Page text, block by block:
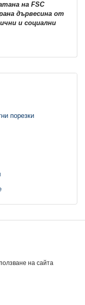
на FSC
дървесина от
и социални
порезки
на сайта